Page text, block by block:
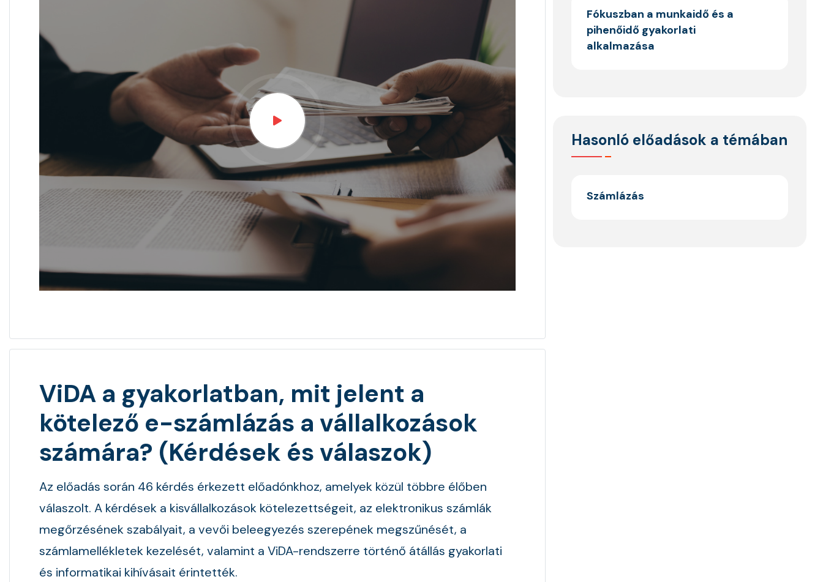
ViDA a gyakorlatban, mit jelent a
kötelező e-számlázás a vállalkozások
számára? (Kérdések és válaszok)
Az előadás során 46 kérdés érkezett előadónkhoz, amelyek közül többre élőben
válaszolt. A kérdések a kisvállalkozások kötelezettségeit, az elektronikus számlák
megőrzésének szabályait, a vevői beleegyezés szerepének megszűnését, a
számlamellékletek kezelését, valamint a ViDA-rendszerre történő átállás gyakorlati
és informatikai kihívásait érintették.
Fókuszban a munkaidő és a
pihenőidő gyakorlati
alkalmazása
Hasonló előadások a témában
Számlázás